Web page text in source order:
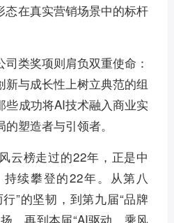
态在真实营销场景中的标杆
类奖项则肩负双重使命：
与成长性上树立典范的组
些成功将AI技术融入商业实
塑造者与引领者。
云榜走过的22年，正是中
续攀登的22年。从第八
”的坚韧，到第九届“品牌
，再到本届“AI驱动，乘风